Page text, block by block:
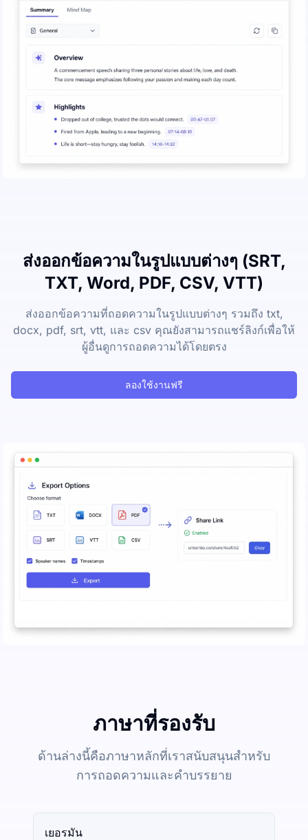
ส่งออกข้อความในรูปแบบต่างๆ (SRT,
TXT, Word, PDF, CSV, VTT)
ส่งออกข้อความที่ถอดความในรูปแบบต่างๆ รวมถึง txt,
docx, pdf, srt, vtt, และ csv คุณยังสามารถแชร์ลิงก์เพื่อให้
ผู้อื่นดูการถอดความได้โดยตรง
ลองใช้งานฟรี
ภาษาที่รองรับ
ด้านล่างนี้คือภาษาหลักที่เราสนับสนุนสำหรับ
การถอดความและคำบรรยาย
เยอรมัน